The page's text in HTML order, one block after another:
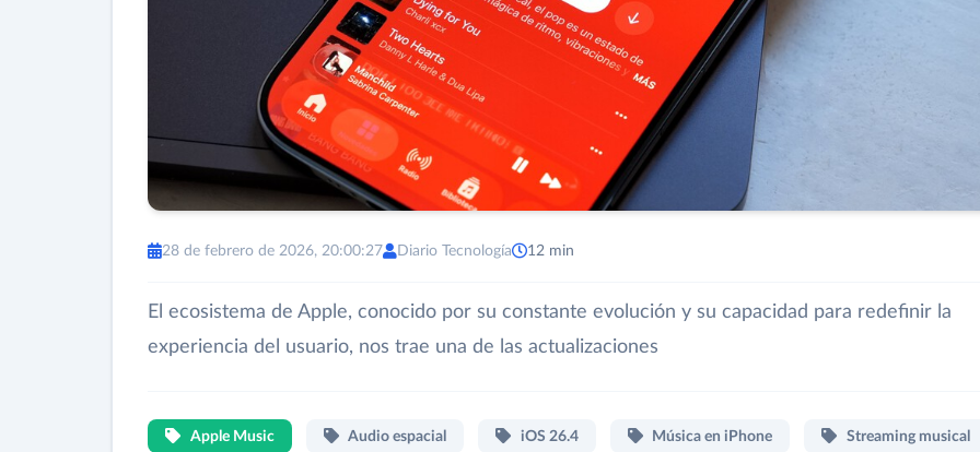
28 de febrero de 2026, 20:00:27 Diario Tecnología 12 min
El ecosistema de Apple, conocido por su constante evolución y su capacidad para redefinir la
experiencia del usuario, nos trae una de las actualizaciones
Apple Music Audio espacial iOS 26.4 Música en iPhone Streaming musical